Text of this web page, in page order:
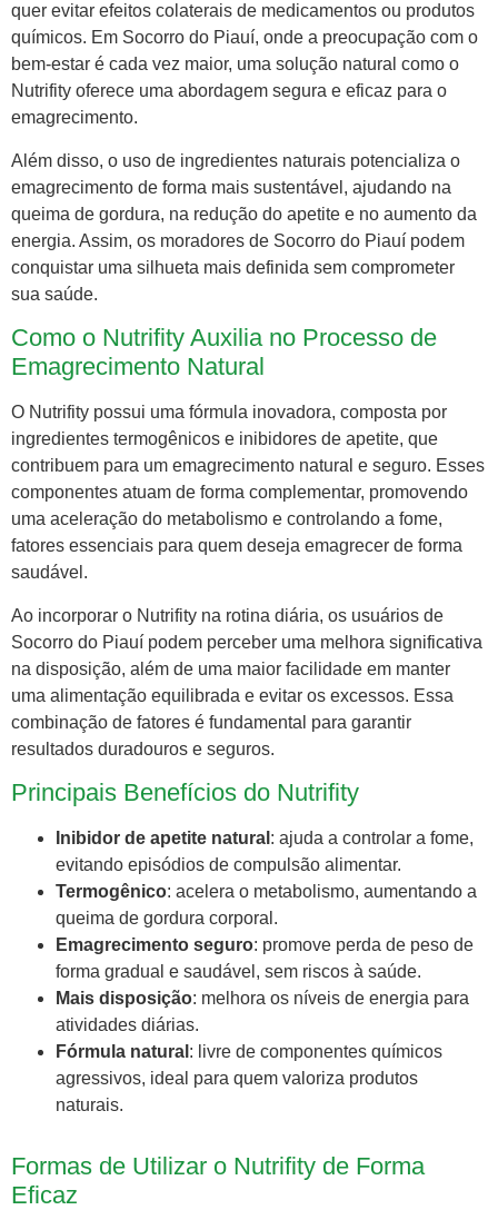
quer evitar efeitos colaterais de medicamentos ou produtos
químicos. Em Socorro do Piauí, onde a preocupação com o
bem-estar é cada vez maior, uma solução natural como o
Nutrifity oferece uma abordagem segura e eficaz para o
emagrecimento.
Além disso, o uso de ingredientes naturais potencializa o
emagrecimento de forma mais sustentável, ajudando na
queima de gordura, na redução do apetite e no aumento da
energia. Assim, os moradores de Socorro do Piauí podem
conquistar uma silhueta mais definida sem comprometer
sua saúde.
Como o Nutrifity Auxilia no Processo de
Emagrecimento Natural
O Nutrifity possui uma fórmula inovadora, composta por
ingredientes termogênicos e inibidores de apetite, que
contribuem para um emagrecimento natural e seguro. Esses
componentes atuam de forma complementar, promovendo
uma aceleração do metabolismo e controlando a fome,
fatores essenciais para quem deseja emagrecer de forma
saudável.
Ao incorporar o Nutrifity na rotina diária, os usuários de
Socorro do Piauí podem perceber uma melhora significativa
na disposição, além de uma maior facilidade em manter
uma alimentação equilibrada e evitar os excessos. Essa
combinação de fatores é fundamental para garantir
resultados duradouros e seguros.
Principais Benefícios do Nutrifity
Inibidor de apetite natural : ajuda a controlar a fome,
evitando episódios de compulsão alimentar.
Termogênico: acelera o metabolismo, aumentando a
queima de gordura corporal.
Emagrecimento seguro: promove perda de peso de
forma gradual e saudável, sem riscos à saúde.
Mais disposição: melhora os níveis de energia para
atividades diárias.
Fórmula natural : livre de componentes químicos
agressivos, ideal para quem valoriza produtos
naturais.
Formas de Utilizar o Nutrifity de Forma
Eficaz